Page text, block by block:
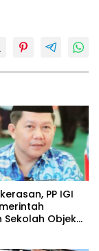
PP IGI
Sekolah Objek